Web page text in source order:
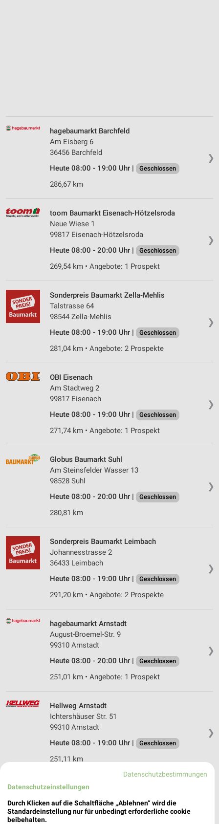
❯
hagebaumarkt Barchfeld
Am Eisberg 6
36456 Barchfeld
Heute 08:00 - 19:00 Uhr |
Geschlossen
286,67 km
❯
toom Baumarkt Eisenach-Hötzelsroda
Neue Wiese 1
99817 Eisenach-Hötzelsroda
Heute 08:00 - 20:00 Uhr |
Geschlossen
269,54 km • Angebote: 1 Prospekt
❯
Sonderpreis Baumarkt Zella-Mehlis
Talstrasse 64
98544 Zella-Mehlis
Heute 08:00 - 19:00 Uhr |
Geschlossen
281,04 km • Angebote: 2 Prospekte
❯
OBI Eisenach
Am Stadtweg 2
99817 Eisenach
Heute 08:00 - 19:00 Uhr |
Geschlossen
271,74 km • Angebote: 1 Prospekt
❯
Globus Baumarkt Suhl
Am Steinsfelder Wasser 13
98528 Suhl
Heute 08:00 - 20:00 Uhr |
Geschlossen
280,81 km
❯
Sonderpreis Baumarkt Leimbach
Johannesstrasse 2
36433 Leimbach
Heute 08:00 - 19:00 Uhr |
Geschlossen
291,20 km • Angebote: 2 Prospekte
❯
hagebaumarkt Arnstadt
August-Broemel-Str. 9
99310 Arnstadt
Heute 08:00 - 20:00 Uhr |
Geschlossen
251,01 km • Angebote: 1 Prospekt
❯
Hellweg Arnstadt
Ichtershäuser Str. 51
99310 Arnstadt
Heute 08:00 - 19:00 Uhr |
Geschlossen
251,11 km
Hellweg Leimbach
Schulstraße 34
36433 Leimbach
Datenschutzbestimmungen
Datenschutzeinstellungen
Durch Klicken auf die Schaltfläche „Ablehnen“ wird die
Standardeinstellung nur für unbedingt erforderliche cookie
beibehalten.